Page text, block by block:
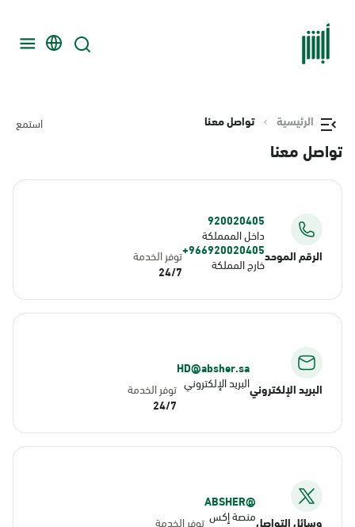
الرئيسية تواصل معنا استمع
تواصل معنا
الرقم الموحد
920020405
داخل الممملكة
966920020405+
خارج المملكة توفر الخدمة
24/7
البريد الإلكتروني
HD@absher.sa
البريد الإلكتروني توفر الخدمة
24/7
وسائل التواصل
@ABSHER
منصة إكس توفر الخدمة